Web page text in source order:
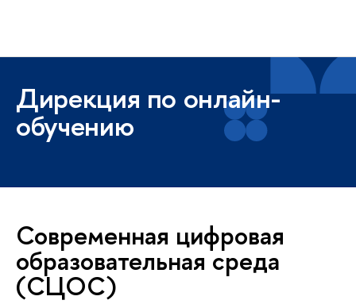
Дирекция по онлайн-
обучению
Современная цифровая
образовательная среда
(СЦОС)